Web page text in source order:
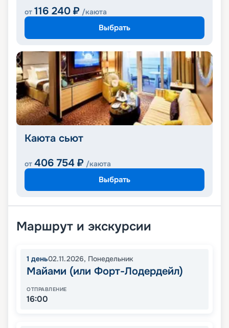
от 116 240 ₽ /каюта
Выбрать
Каюта сьют
от 406 754 ₽ /каюта
Выбрать
Маршрут и экскурсии
1 день02.11.2026, Понедельник
Майами (или Форт-Лодердейл)
ОТПРАВЛЕНИЕ
16:00